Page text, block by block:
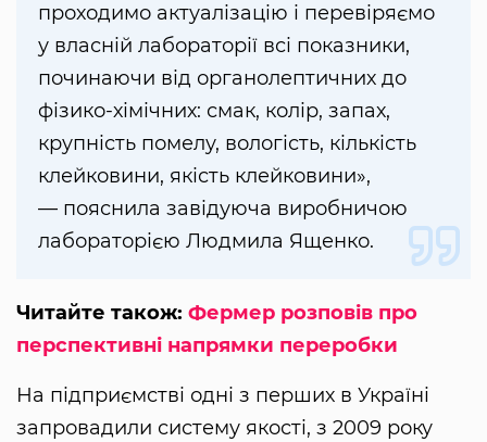
проходимо актуалізацію і перевіряємо
у власній лабораторії всі показники,
починаючи від органолептичних до
фізико-хімічних: смак, колір, запах,
крупність помелу, вологість, кількість
клейковини, якість клейковини»,
— пояснила завідуюча виробничою
лабораторією Людмила Ященко.
Читайте також: Фермер розповів про
перспективні напрямки переробки
На підприємстві одні з перших в Україні
запровадили систему якості, з 2009 року